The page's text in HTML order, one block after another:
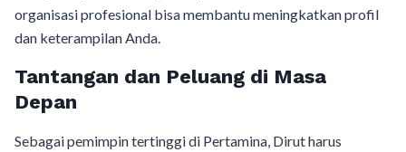
organisasi profesional bisa membantu meningkatkan profil
dan keterampilan Anda.
Tantangan dan Peluang di Masa
Depan
Sebagai pemimpin tertinggi di Pertamina, Dirut harus